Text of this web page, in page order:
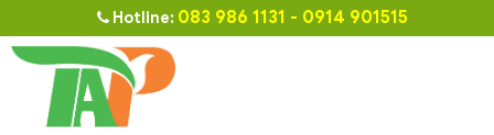
Hotline: 083 986 1131 - 0914 901515